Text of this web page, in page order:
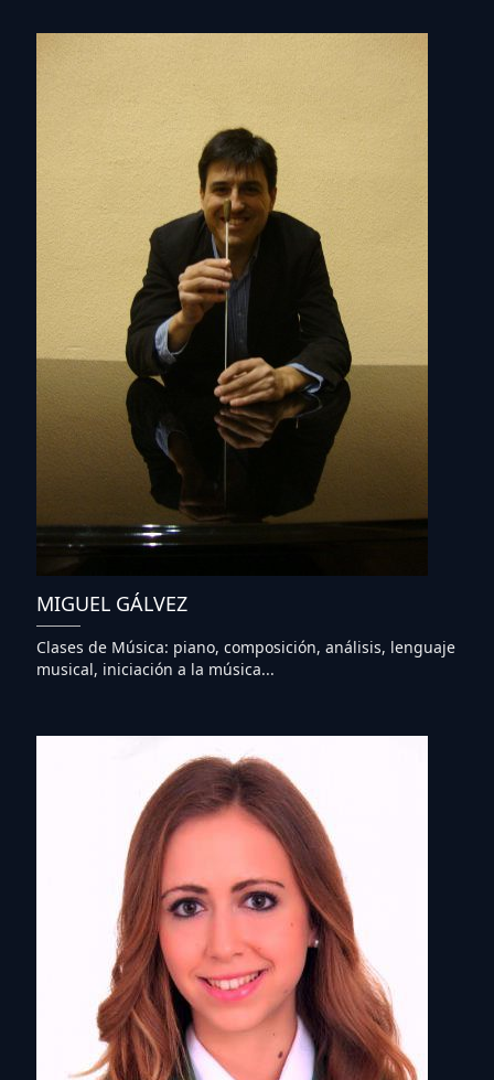
MIGUEL GÁLVEZ
Clases de Música: piano, composición, análisis, lenguaje
musical, iniciación a la música...